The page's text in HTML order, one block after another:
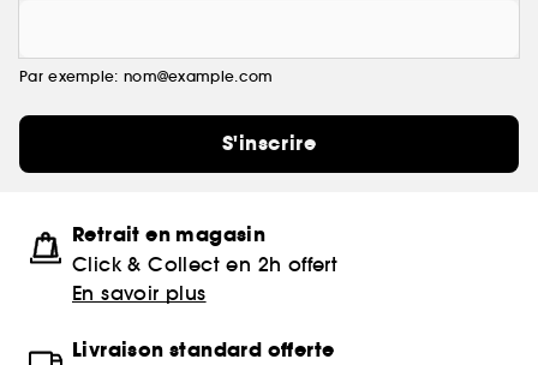
Par exemple: nom@example.com
S'inscrire
Retrait en magasin
Click & Collect en 2h offert
En savoir plus
Livraison standard offerte